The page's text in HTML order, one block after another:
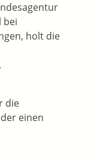
bei
holt die
die
einen